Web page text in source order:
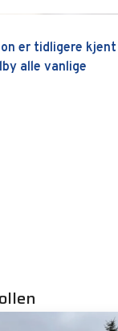
er tidligere kjent
alle vanlige